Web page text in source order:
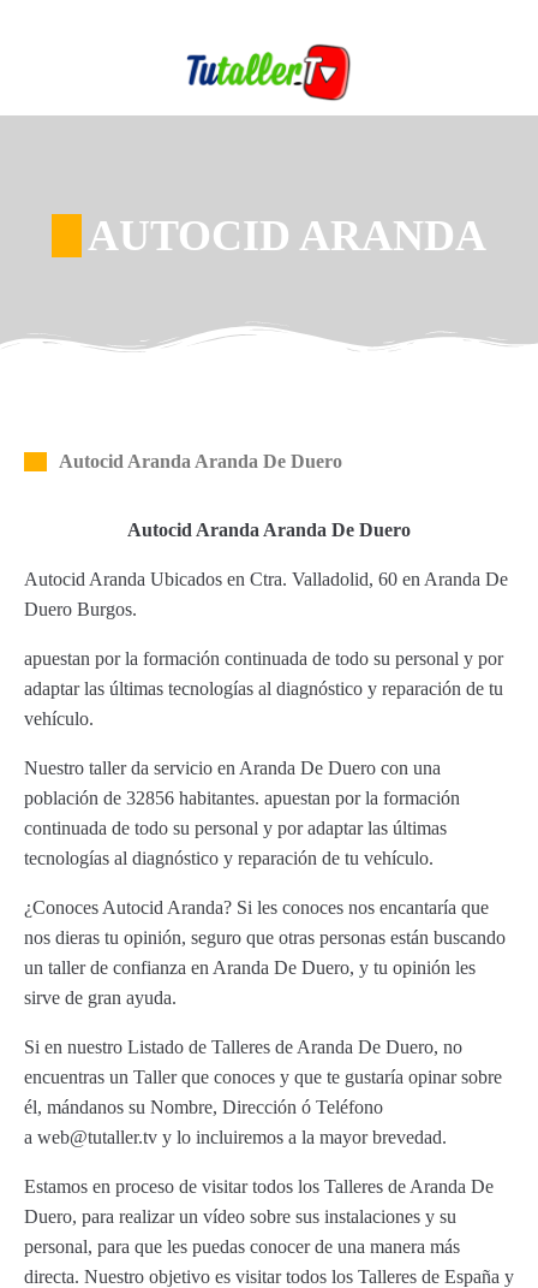
AUTOCID ARANDA
Autocid Aranda Aranda De Duero
Autocid Aranda Aranda De Duero
Autocid Aranda Ubicados en Ctra. Valladolid, 60 en Aranda De
Duero Burgos.
apuestan por la formación continuada de todo su personal y por
adaptar las últimas tecnologías al diagnóstico y reparación de tu
vehículo.
Nuestro taller da servicio en Aranda De Duero con una
población de 32856 habitantes. apuestan por la formación
continuada de todo su personal y por adaptar las últimas
tecnologías al diagnóstico y reparación de tu vehículo.
¿Conoces Autocid Aranda? Si les conoces nos encantaría que
nos dieras tu opinión, seguro que otras personas están buscando
un taller de confianza en Aranda De Duero, y tu opinión les
sirve de gran ayuda.
Si en nuestro Listado de Talleres de Aranda De Duero, no
encuentras un Taller que conoces y que te gustaría opinar sobre
él, mándanos su Nombre, Dirección ó Teléfono
a web@tutaller.tv y lo incluiremos a la mayor brevedad.
Estamos en proceso de visitar todos los Talleres de Aranda De
Duero, para realizar un vídeo sobre sus instalaciones y su
personal, para que les puedas conocer de una manera más
directa. Nuestro objetivo es visitar todos los Talleres de España y